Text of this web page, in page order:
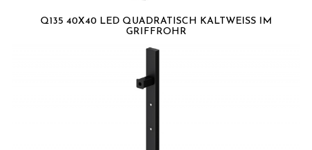
Q135 40X40 LED QUADRATISCH KALTWEISS IM G
RIFFROHR